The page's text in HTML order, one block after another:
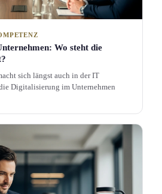
Wo steht die
sich längst auch in der IT
Digitalisierung im Unternehmen